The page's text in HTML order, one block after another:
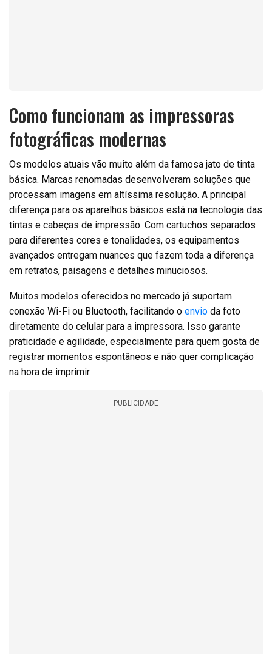
Como funcionam as impressoras
fotográficas modernas
Os modelos atuais vão muito além da famosa jato de tinta
básica. Marcas renomadas desenvolveram soluções que
processam imagens em altíssima resolução. A principal
diferença para os aparelhos básicos está na tecnologia das
tintas e cabeças de impressão. Com cartuchos separados
para diferentes cores e tonalidades, os equipamentos
avançados entregam nuances que fazem toda a diferença
em retratos, paisagens e detalhes minuciosos.
Muitos modelos oferecidos no mercado já suportam
conexão Wi-Fi ou Bluetooth, facilitando o envio da foto
diretamente do celular para a impressora. Isso garante
praticidade e agilidade, especialmente para quem gosta de
registrar momentos espontâneos e não quer complicação
na hora de imprimir.
PUBLICIDADE